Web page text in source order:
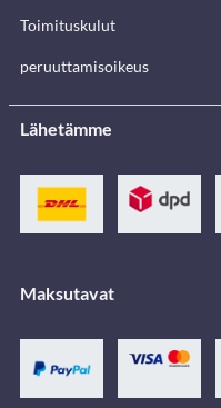
Toimituskulut
peruuttamisoikeus
Lähetämme
Maksutavat